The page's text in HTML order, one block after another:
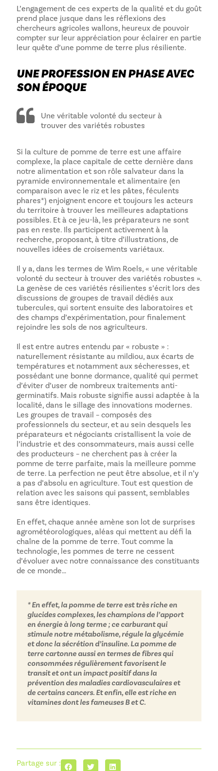
L’engagement de ces experts de la qualité et du goût
prend place jusque dans les réflexions des
chercheurs agricoles wallons, heureux de pouvoir
compter sur leur appréciation pour éclairer en partie
leur quête d’une pomme de terre plus résiliente.
UNE PROFESSION EN PHASE AVEC
SON ÉPOQUE
Une véritable volonté du secteur à
trouver des variétés robustes
Si la culture de pomme de terre est une affaire
complexe, la place capitale de cette dernière dans
notre alimentation et son rôle salvateur dans la
pyramide environnementale et alimentaire (en
comparaison avec le riz et les pâtes, féculents
phares*) enjoignent encore et toujours les acteurs
du territoire à trouver les meilleures adaptations
possibles. Et à ce jeu-là, les préparateurs ne sont
pas en reste. Ils participent activement à la
recherche, proposant, à titre d’illustrations, de
nouvelles idées de croisements variétaux.
Il y a, dans les termes de Wim Roels, « une véritable
volonté du secteur à trouver des variétés robustes ».
La genèse de ces variétés résilientes s’écrit lors des
discussions de groupes de travail dédiés aux
tubercules, qui sortent ensuite des laboratoires et
des champs d’expérimentation, pour finalement
rejoindre les sols de nos agriculteurs.
Il est entre autres entendu par « robuste » :
naturellement résistante au mildiou, aux écarts de
températures et notamment aux sécheresses, et
possédant une bonne dormance, qualité qui permet
d’éviter d’user de nombreux traitements anti-
germinatifs. Mais robuste signifie aussi adaptée à la
localité, dans le sillage des innovations modernes.
Les groupes de travail – composés des
professionnels du secteur, et au sein desquels les
préparateurs et négociants cristallisent la voie de
l’industrie et des consommateurs, mais aussi celle
des producteurs – ne cherchent pas à créer la
pomme de terre parfaite, mais la meilleure pomme
de terre. La perfection ne peut être absolue, et il n’y
a pas d’absolu en agriculture. Tout est question de
relation avec les saisons qui passent, semblables
sans être identiques.
En effet, chaque année amène son lot de surprises
agrométéorologiques, aléas qui mettent au défi la
chaîne de la pomme de terre. Tout comme la
technologie, les pommes de terre ne cessent
d’évoluer avec notre connaissance des constituants
de ce monde…
* En effet, la pomme de terre est très riche en
glucides complexes, les champions de l’apport
en énergie à long terme ; ce carburant qui
stimule notre métabolisme, régule la glycémie
et donc la sécrétion d’insuline. La pomme de
terre cartonne aussi en termes de fibres qui
consommées régulièrement favorisent le
transit et ont un impact positif dans la
prévention des maladies cardiovasculaires et
de certains cancers. Et enfin, elle est riche en
vitamines dont les fameuses B et C.
Partage sur :